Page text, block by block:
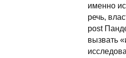
именно
речь,
post
вызвать